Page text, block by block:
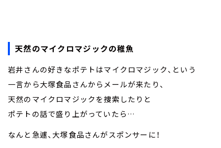
天然のマイクロマジックの稚魚
岩井さんの好きなポテトはマイクロマジック、という
一言から大塚食品さんからメールが来たり、
天然のマイクロマジックを捜索したりと
ポテトの話で盛り上がっていたら…
なんと急遽、大塚食品さんがスポンサーに！